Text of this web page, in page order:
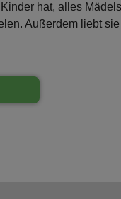
hat, alles
Außerdem liebt